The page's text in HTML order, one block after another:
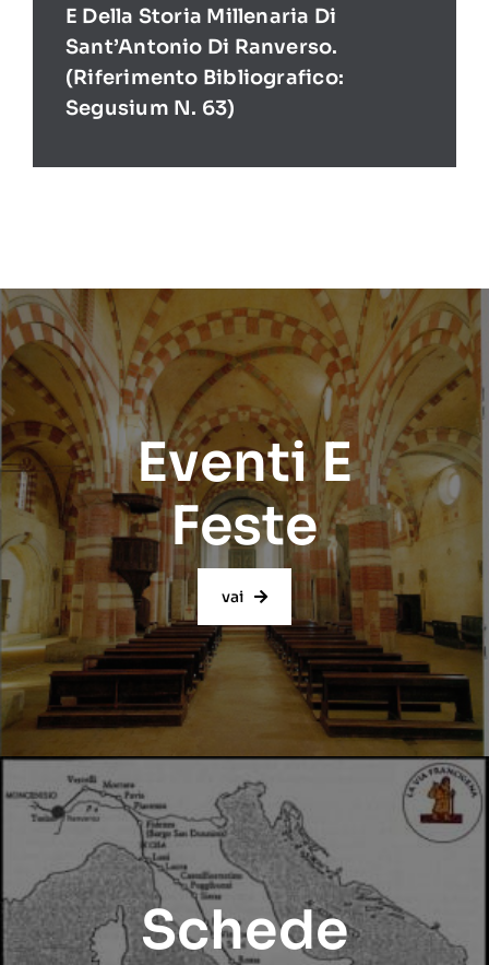
E Della Storia Millenaria Di
Sant’Antonio Di Ranverso.
(Riferimento Bibliografico:
Segusium N. 63)
Eventi E
Feste
vai
Schede